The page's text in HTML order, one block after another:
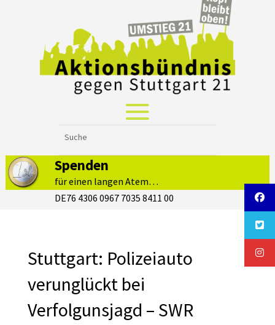
Spenden
für einen langen Atem…
DE76 4306 0967 7035 8411 00
Stuttgart: Polizeiauto
verunglückt bei
Verfolgunsjagd – SWR